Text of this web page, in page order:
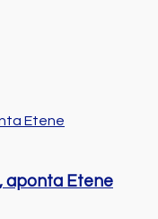
aponta Etene